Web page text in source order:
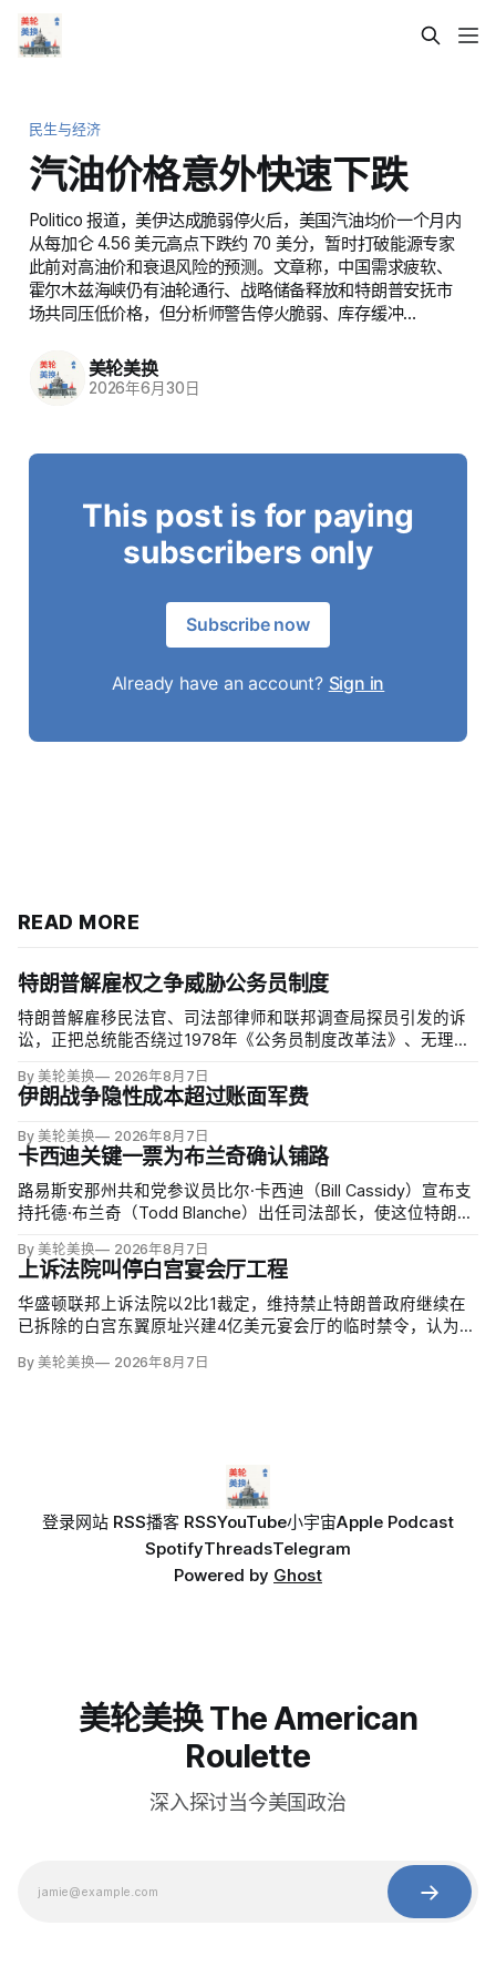
民生与经济
汽油价格意外快速下跌
Politico 报道，美伊达成脆弱停火后，美国汽油均价一个月内
从每加仑 4.56 美元高点下跌约 70 美分，暂时打破能源专家
此前对高油价和衰退风险的预测。文章称，中国需求疲软、
霍尔木兹海峡仍有油轮通行、战略储备释放和特朗普安抚市
场共同压低价格，但分析师警告停火脆弱、库存缓冲…
美轮美换
2026年6月30日
This post is for paying
subscribers only
Subscribe now
Already have an account? Sign in
READ MORE
特朗普解雇权之争威胁公务员制度
特朗普解雇移民法官、司法部律师和联邦调查局探员引发的诉
讼，正把总统能否绕过1978年《公务员制度改革法》、无理由
天将全院审理两名前移民法官梅根·杰克勒（Megan Jackler）
和布兰登·贾罗赫（Brandon Jaroc…
By 美轮美换 2026年8月7日
伊朗战争隐性成本超过账面军费
By 美轮美换 2026年8月7日
卡西迪关键一票为布兰奇确认铺路
路易斯安那州共和党参议员比尔·卡西迪（Bill Cassidy）宣布支
持托德·布兰奇（Todd Blanche）出任司法部长，使这位特朗普
By 美轮美换 2026年8月7日
上诉法院叫停白宫宴会厅工程
华盛顿联邦上诉法院以2比1裁定，维持禁止特朗普政府继续在
已拆除的白宫东翼原址兴建4亿美元宴会厅的临时禁令，认为该
保护信托去年起诉称，政府未获国会许可便拆除东翼并开建约9
By 美轮美换 2026年8月7日
登录网站 RSS播客 RSSYouTube小宇宙Apple Podcast
SpotifyThreadsTelegram
Powered by Ghost
美轮美换 The American
Roulette
深入探讨当今美国政治